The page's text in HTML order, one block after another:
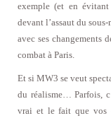
exemple (et en
devant l’assaut du
avec ses changements
combat à Paris.
Et si MW3 se veut
du réalisme… Parfois,
vrai et le fait que vos